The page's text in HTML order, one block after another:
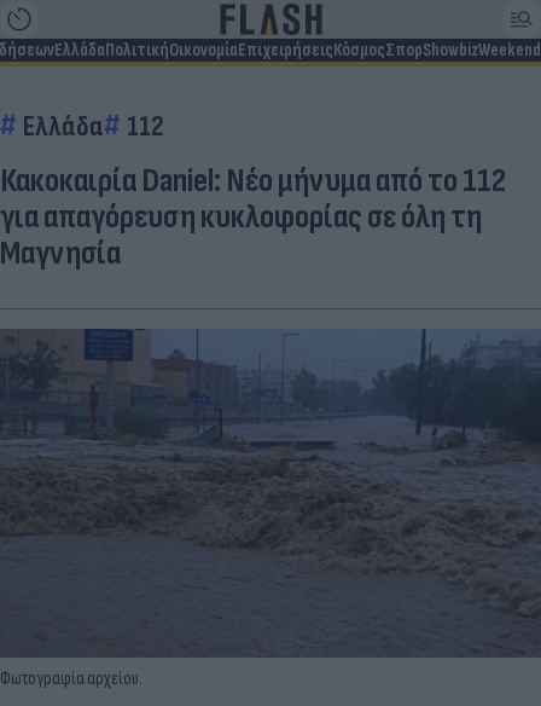
ΕλλάδαΠολιτικήΟικονομίαΕπιχειρήσειςΚόσμοςΣπορShowbizWeekend
Ελλάδα 112
Κακοκαιρία Daniel: Νέο μήνυμα από το 112
για απαγόρευση κυκλοφορίας σε όλη τη
Μαγνησία
Φωτογραφία αρχείου.